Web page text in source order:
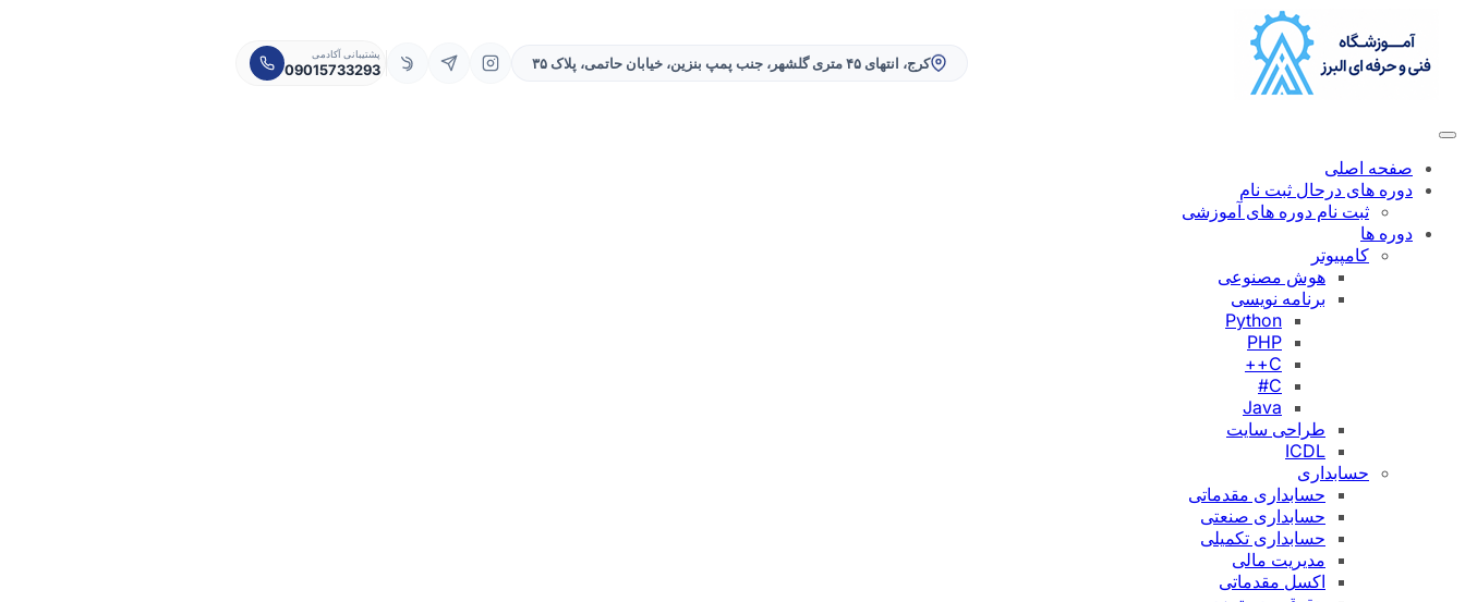
محتوا
کرج، انتهای ۴۵ متری گلشهر، جنب پمپ بنزین، خیابان حاتمی، پلاک ۳۵
پشتیبانی آکادمی
09015733293
صفحه اصلی
دوره های درحال ثبت نام
ثبت نام دوره های آموزشی
دوره ها
کامپیوتر
هوش مصنوعی
برنامه نویسی
Python
PHP
C++
C#
Java
طراحی سایت
ICDL
حسابداری
حسابداری مقدماتی
حسابداری صنعتی
حسابداری تکمیلی
مدیریت مالی
اکسل مقدماتی